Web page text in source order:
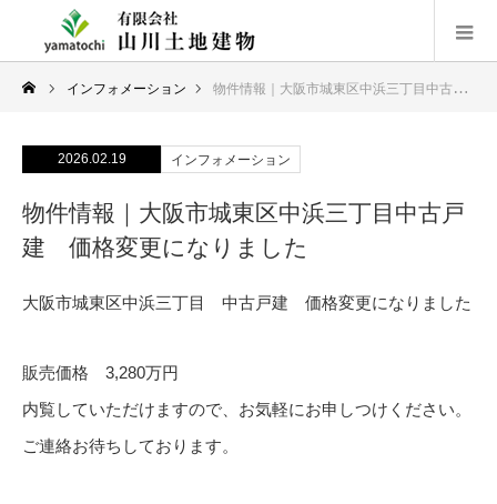
インフォメーション 物件情報｜大阪市城東区中浜三丁目中古戸建 価格変更になりました
2026.02.19 インフォメーション
物件情報｜大阪市城東区中浜三丁目中古戸
建 価格変更になりました
大阪市城東区中浜三丁目 中古戸建 価格変更になりました
販売価格 3,280万円
内覧していただけますので、お気軽にお申しつけください。
ご連絡お待ちしております。